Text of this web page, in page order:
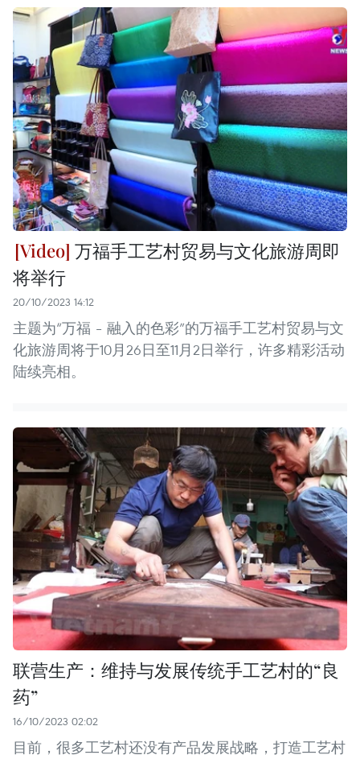
万福手工艺村贸易与文化旅游周即
将举行
20/10/2023 14:12
主题为“万福 – 融入的色彩”的万福手工艺村贸易与文
化旅游周将于10月26日至11月2日举行，许多精彩活动
陆续亮相。
联营生产：维持与发展传统手工艺村的“良
药”
16/10/2023 02:02
目前，很多工艺村还没有产品发展战略，打造工艺村